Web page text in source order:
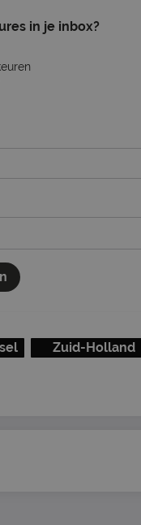
in je inbox?
Zuid-Holland